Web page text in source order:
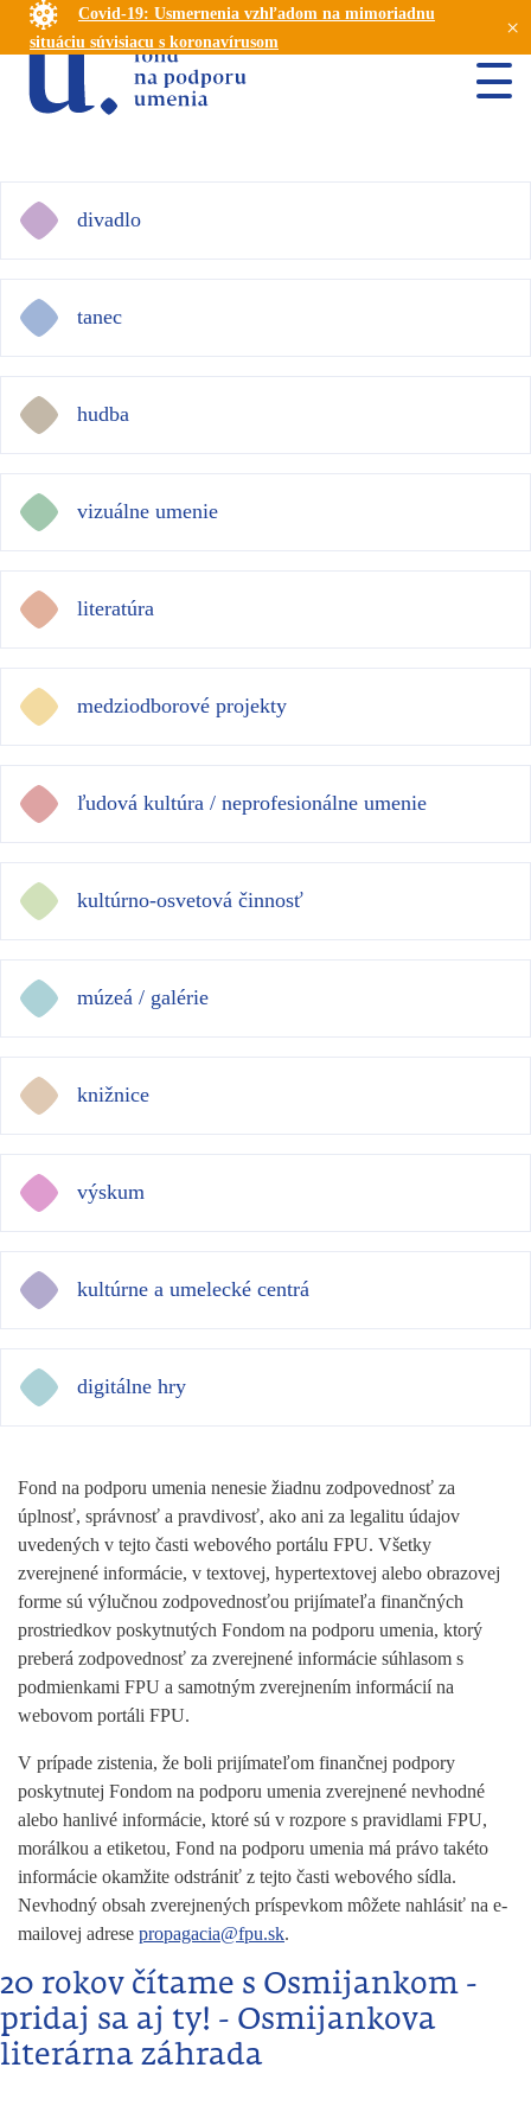
Covid-19: Usmernenia vzhľadom na mimoriadnu
situáciu súvisiacu s koronavírusom
×
divadlo
tanec
hudba
vizuálne umenie
literatúra
medziodborové projekty
ľudová kultúra / neprofesionálne umenie
kultúrno-osvetová činnosť
múzeá / galérie
knižnice
výskum
kultúrne a umelecké centrá
digitálne hry
Fond na podporu umenia nenesie žiadnu zodpovednosť za
úplnosť, správnosť a pravdivosť, ako ani za legalitu údajov
uvedených v tejto časti webového portálu FPU. Všetky
zverejnené informácie, v textovej, hypertextovej alebo obrazovej
forme sú výlučnou zodpovednosťou prijímateľa finančných
prostriedkov poskytnutých Fondom na podporu umenia, ktorý
preberá zodpovednosť za zverejnené informácie súhlasom s
podmienkami FPU a samotným zverejnením informácií na
webovom portáli FPU.
V prípade zistenia, že boli prijímateľom finančnej podpory
poskytnutej Fondom na podporu umenia zverejnené nevhodné
alebo hanlivé informácie, ktoré sú v rozpore s pravidlami FPU,
morálkou a etiketou, Fond na podporu umenia má právo takéto
informácie okamžite odstrániť z tejto časti webového sídla.
Nevhodný obsah zverejnených príspevkom môžete nahlásiť na e-
mailovej adrese propagacia@fpu.sk.
20 rokov čítame s Osmijankom -
pridaj sa aj ty! - Osmijankova
literárna záhrada